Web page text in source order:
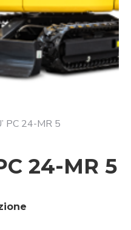
PC 24-MR 5
24-MR 5